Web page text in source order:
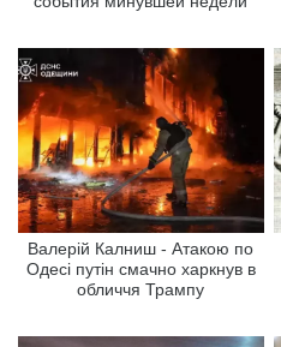
Валерій Калниш - Атакою по
Одесі путін смачно харкнув в
обличчя Трампу